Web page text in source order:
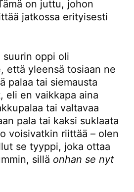
on juttu, johon
jatkossa erityisesti
oppi oli
että yleensä tosiaan ne
palaa tai siemausta
eli en vaikkapa aina
tai valtavaa
pala tai kaksi suklaata
voisivatkin riittää – olen
se tyyppi, joka ottaa
sillä onhan se nyt